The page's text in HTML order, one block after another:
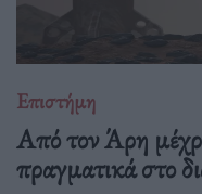
Επιστήμη
Από τον Άρη
πραγματικά στο